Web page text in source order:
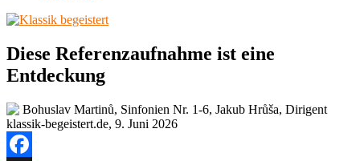
Diese Referenzaufnahme ist eine
Entdeckung